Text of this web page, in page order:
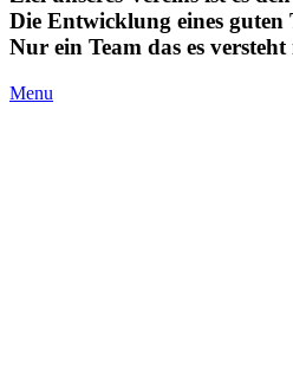
Die Entwicklung eines guten
Nur ein Team das es
Menu